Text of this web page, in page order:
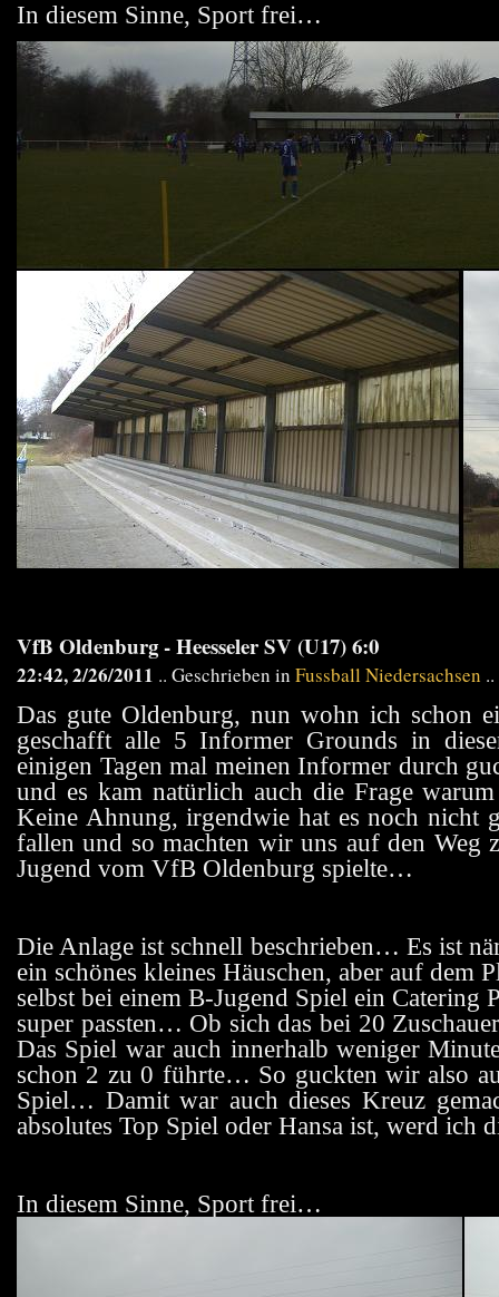
In diesem Sinne, Sport frei…
VfB Oldenburg - Heesseler SV (U17) 6:0
22:42, 2/26/2011 .. Geschrieben in Fussball Niedersachsen ..
Das gute Oldenburg, nun wohn ich schon
geschafft alle 5 Informer Grounds in
einigen Tagen mal meinen Informer durch
und es kam natürlich auch die Frage
Keine Ahnung, irgendwie hat es noch nicht
fallen und so machten wir uns auf den Weg
Jugend vom VfB Oldenburg spielte…
Die Anlage ist schnell beschrieben… Es ist
ein schönes kleines Häuschen, aber auf
selbst bei einem B-Jugend Spiel ein
super passten… Ob sich das bei 20
Das Spiel war auch innerhalb weniger
schon 2 zu 0 führte… So guckten wir also
Spiel… Damit war auch dieses Kreuz
absolutes Top Spiel oder Hansa ist, werd ich
In diesem Sinne, Sport frei…